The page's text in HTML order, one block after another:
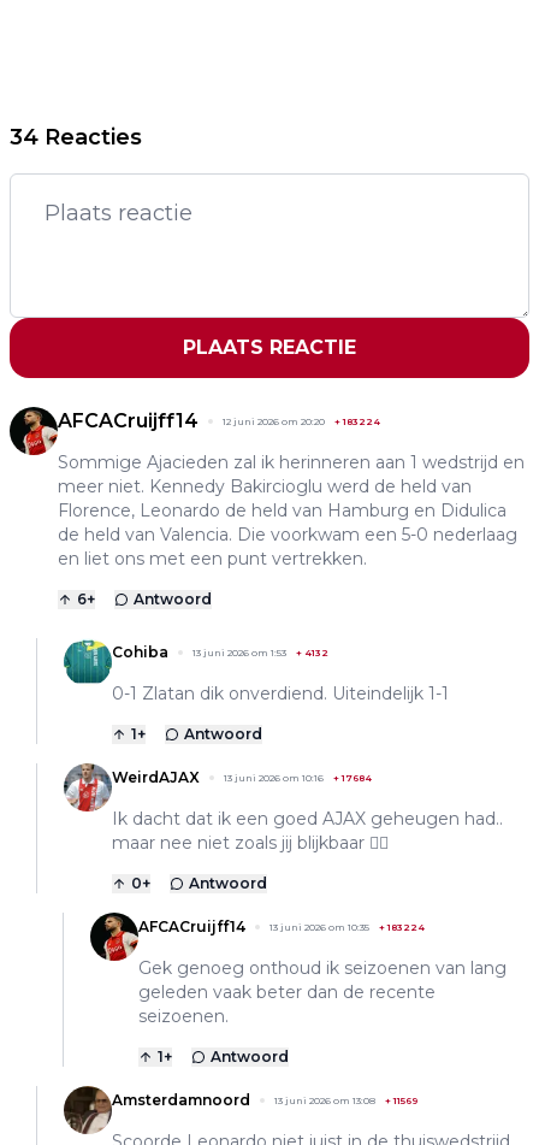
34 Reacties
PLAATS REACTIE
AFCACruijff14 12 juni 2026 om 20:20 +183224
Sommige Ajacieden zal ik herinneren aan 1 wedstrijd en
meer niet. Kennedy Bakircioglu werd de held van
Florence, Leonardo de held van Hamburg en Didulica
de held van Valencia. Die voorkwam een 5-0 nederlaag
en liet ons met een punt vertrekken.
6+ Antwoord
Cohiba 13 juni 2026 om 1:53 + 4132
0-1 Zlatan dik onverdiend. Uiteindelijk 1-1
1+ Antwoord
WeirdAJAX 13 juni 2026 om 10:16 +17684
Ik dacht dat ik een goed AJAX geheugen had..
maar nee niet zoals jij blijkbaar 👍🏼
0+ Antwoord
AFCACruijff14 13 juni 2026 om 10:35 +183224
Gek genoeg onthoud ik seizoenen van lang
geleden vaak beter dan de recente
seizoenen.
1+ Antwoord
Amsterdamnoord 13 juni 2026 om 13:08 +11569